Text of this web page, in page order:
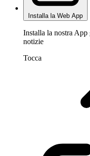
Installa la Web App
Installa la nostra App
notizie
Tocca